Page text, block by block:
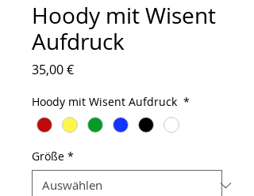
Hoody mit Wisent
Aufdruck
35,00 €Preis
Hoody mit Wisent Aufdruck *
Größe *